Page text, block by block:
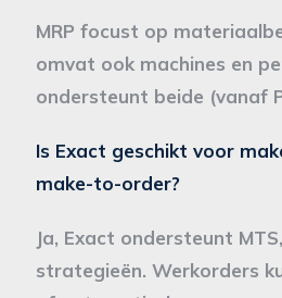
MRP focust op
omvat ook machines en
ondersteunt beide (vanaf
Is Exact geschikt voor
make-to-order?
Ja, Exact ondersteunt
strategieën. Werkorders